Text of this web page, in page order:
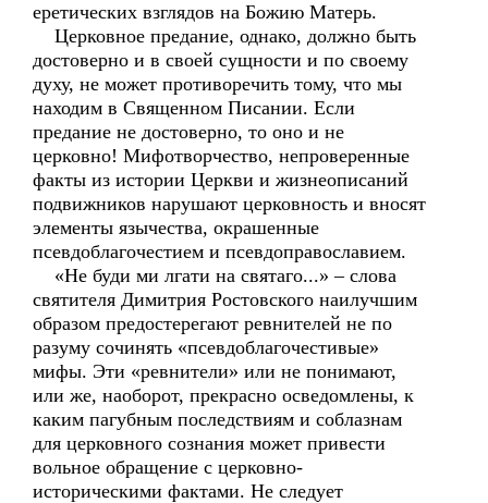
еретических взглядов на Божию Матерь.
Церковное предание, однако, должно быть
достоверно и в своей сущности и по своему
духу, не может противоречить тому, что мы
находим в Священном Писании. Если
предание не достоверно, то оно и не
церковно! Мифотворчество, непроверенные
факты из истории Церкви и жизнеописаний
подвижников нарушают церковность и вносят
элементы язычества, окрашенные
псевдоблагочестием и псевдоправославием.
«Не буди ми лгати на святаго...» – слова
святителя Димитрия Ростовского наилучшим
образом предостерегают ревнителей не по
разуму сочинять «псевдоблагочестивые»
мифы. Эти «ревнители» или не понимают,
или же, наоборот, прекрасно осведомлены, к
каким пагубным последствиям и соблазнам
для церковного сознания может привести
вольное обращение с церковно-
историческими фактами. Не следует